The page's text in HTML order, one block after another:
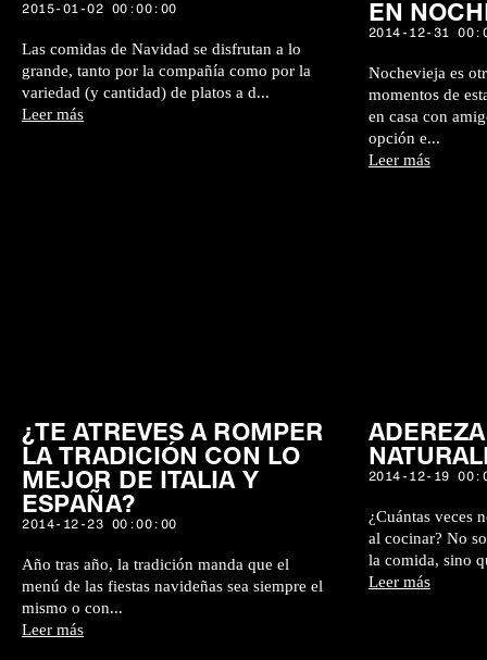
2015-01-02 00:00:00
Las comidas de Navidad se disfrutan a lo
grande, tanto por la compañía como por la
variedad (y cantidad) de platos a d...
Leer más
EN
2014-12-31
Nochevieja es
momentos de
en casa con
opción e...
Leer más
¿TE ATREVES A ROMPER
LA TRADICIÓN CON LO
MEJOR DE ITALIA Y
ESPAÑA?
2014-12-23 00:00:00
Año tras año, la tradición manda que el
menú de las fiestas navideñas sea siempre el
mismo o con...
Leer más
ADEREZA
2014-12-19
¿Cuántas veces
al cocinar? No
la comida, sino
Leer más